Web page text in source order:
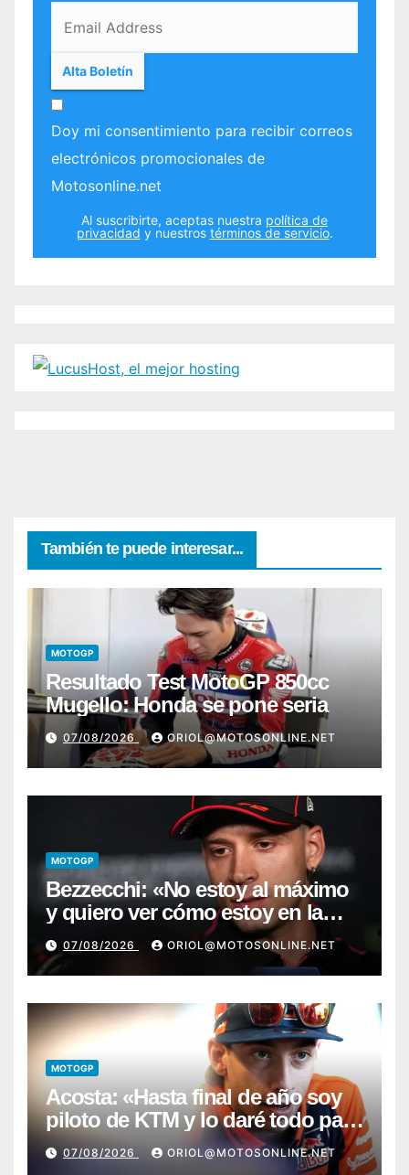
Doy mi consentimiento para recibir correos
electrónicos promocionales de
Motosonline.net
Al suscribirte, aceptas nuestra política de
privacidad y nuestros términos de servicio.
También te puede interesar...
MOTOGP
Resultado Test MotoGP 850cc
Mugello: Honda se pone seria
07/08/2026 ORIOL@MOTOSONLINE.NET
MOTOGP
Bezzecchi: «No estoy al máximo
y quiero ver cómo estoy en la
moto; desde Aragón será una
guerra»
07/08/2026 ORIOL@MOTOSONLINE.NET
MOTOGP
Acosta: «Hasta final de año soy
piloto de KTM y lo daré todo para
conseguir mi primera victoria»
07/08/2026 ORIOL@MOTOSONLINE.NET